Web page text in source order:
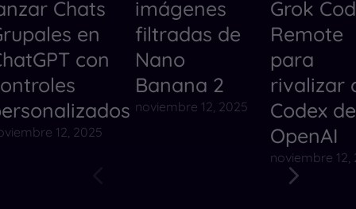
Chats
en
con
12, 2025
imágenes
filtradas de
Nano
Banana 2
noviembre 12, 2025
Grok
Remote
para
rivalizar
Codex de
OpenAI
noviembre 12,